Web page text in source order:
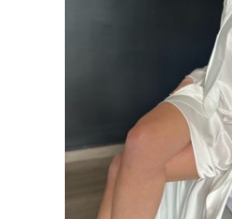
Nuovi Arrivi